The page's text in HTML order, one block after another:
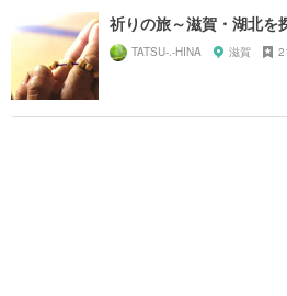
祈りの旅～滋賀・湖北を
TATSU-.-HINA 滋賀